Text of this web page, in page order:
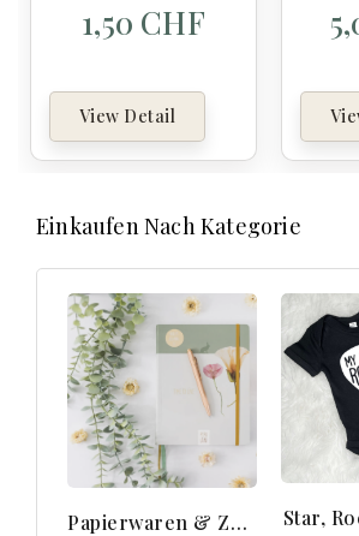
1,50 CHF
View Detail
Einkaufen Nach Kategorie
Papierwaren & Zubehör Star,